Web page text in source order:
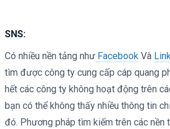
SNS:
Có nhiều nền tảng như Facebook Và
tìm được công ty cung cấp cáp quang
hết các công ty không hoạt động trên
bạn có thể không thấy nhiều thông tin
đó. Phương pháp tìm kiếm trên các nền